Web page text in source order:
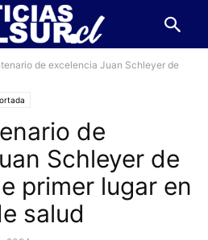
de excelencia Juan Schleyer de
de
Schleyer de
primer lugar en
salud